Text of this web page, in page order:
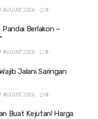
AUGUST 2026 0
Berlakon –
AUGUST 2026 0
Jalani Saringan
AUGUST 2026 0
Buat Kejutan! Harga